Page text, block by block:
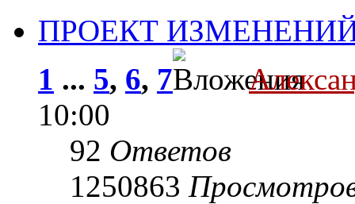
ПРОЕКТ
1 ... 5, 6, 7
10:00
92 Ответов
1250863